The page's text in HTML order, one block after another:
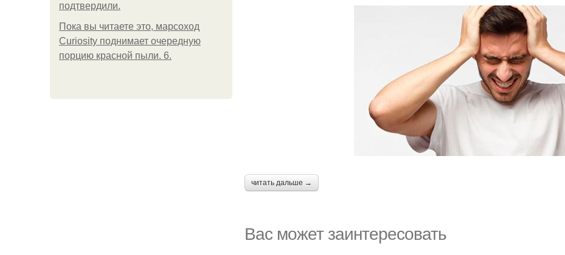
подтвердили.
Пока вы читаете это, марсоход
Curiosity поднимает очередную
порцию красной пыли. 6.
читать дальше →
Вас может заинтересовать